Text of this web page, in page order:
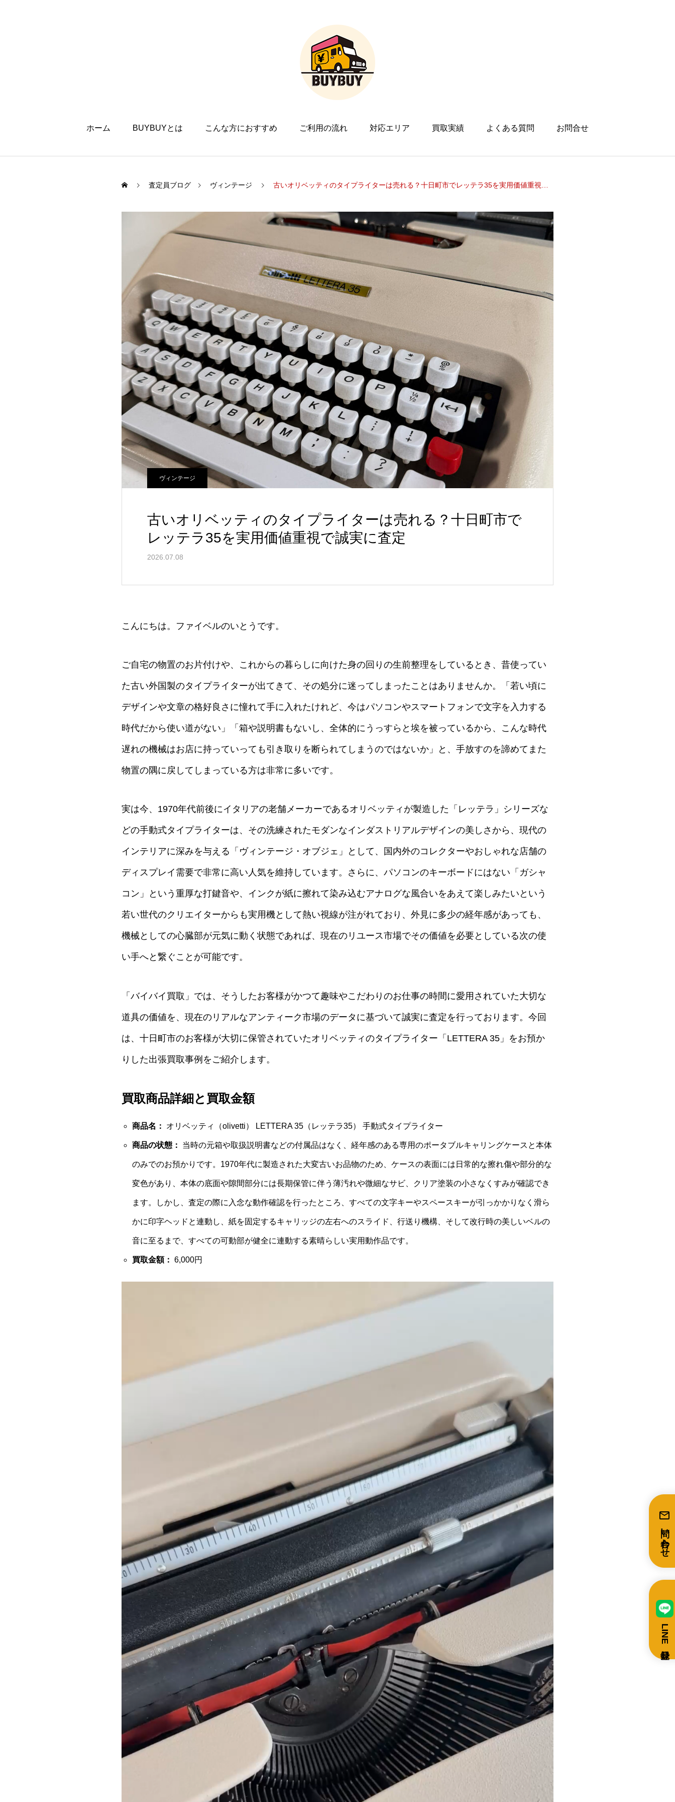
ホーム BUYBUYとは こんな方におすすめ ご利用の流れ 対応エリア 買取実績 よくある質問 お問合せ
mail
問い合わせ
LINE登録
査定員ブログ ヴィンテージ 古いオリベッティのタイプライターは売れる？十日町市でレッテラ35を実用価値重視で誠実に査定
ヴィンテージ
古いオリベッティのタイプライターは売れる？十日町市で
レッテラ35を実用価値重視で誠実に査定
2026.07.08
こんにちは。ファイベルのいとうです。
ご自宅の物置のお片付けや、これからの暮らしに向けた身の回りの生前整理をしているとき、昔使ってい
た古い外国製のタイプライターが出てきて、その処分に迷ってしまったことはありませんか。「若い頃に
デザインや文章の格好良さに憧れて手に入れたけれど、今はパソコンやスマートフォンで文字を入力する
時代だから使い道がない」「箱や説明書もないし、全体的にうっすらと埃を被っているから、こんな時代
遅れの機械はお店に持っていっても引き取りを断られてしまうのではないか」と、手放すのを諦めてまた
物置の隅に戻してしまっている方は非常に多いです。
実は今、1970年代前後にイタリアの老舗メーカーであるオリベッティが製造した「レッテラ」シリーズな
どの手動式タイプライターは、その洗練されたモダンなインダストリアルデザインの美しさから、現代の
インテリアに深みを与える「ヴィンテージ・オブジェ」として、国内外のコレクターやおしゃれな店舗の
ディスプレイ需要で非常に高い人気を維持しています。さらに、パソコンのキーボードにはない「ガシャ
コン」という重厚な打鍵音や、インクが紙に擦れて染み込むアナログな風合いをあえて楽しみたいという
若い世代のクリエイターからも実用機として熱い視線が注がれており、外見に多少の経年感があっても、
機械としての心臓部が元気に動く状態であれば、現在のリユース市場でその価値を必要としている次の使
い手へと繋ぐことが可能です。
「バイバイ買取」では、そうしたお客様がかつて趣味やこだわりのお仕事の時間に愛用されていた大切な
道具の価値を、現在のリアルなアンティーク市場のデータに基づいて誠実に査定を行っております。今回
は、十日町市のお客様が大切に保管されていたオリベッティのタイプライター「LETTERA 35」をお預か
りした出張買取事例をご紹介します。
買取商品詳細と買取金額
商品名： オリベッティ（olivetti） LETTERA 35（レッテラ35） 手動式タイプライター
商品の状態： 当時の元箱や取扱説明書などの付属品はなく、経年感のある専用のポータブルキャリングケースと本体
のみでのお預かりです。1970年代に製造された大変古いお品物のため、ケースの表面には日常的な擦れ傷や部分的な
変色があり、本体の底面や隙間部分には長期保管に伴う薄汚れや微細なサビ、クリア塗装の小さなくすみが確認でき
ます。しかし、査定の際に入念な動作確認を行ったところ、すべての文字キーやスペースキーが引っかかりなく滑ら
かに印字ヘッドと連動し、紙を固定するキャリッジの左右へのスライド、行送り機構、そして改行時の美しいベルの
音に至るまで、すべての可動部が健全に連動する素晴らしい実用動作品です。
買取金額： 6,000円